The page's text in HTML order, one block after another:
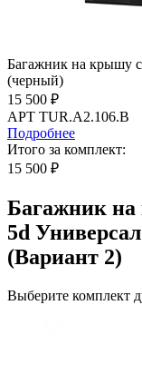
Багажник на крышу
(черный)
15 500 ₽
АРТ TUR.A2.106.B
Подробнее
Итого за комплект:
15 500 ₽
Багажник
5d
(Вариант 2)
Выберите комплект